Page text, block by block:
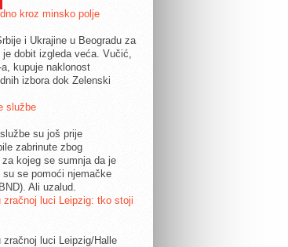
kroz minsko polje
i Ukrajine u Beogradu za
dobit izgleda veća. Vučić,
kupuje naklonost
izbora dok Zelenski
službe
su još prije
zabrinute zbog
kojeg se sumnja da je
se pomoći njemačke
Ali uzalud.
zračnoj luci Leipzig: tko stoji
zračnoj luci Leipzig/Halle